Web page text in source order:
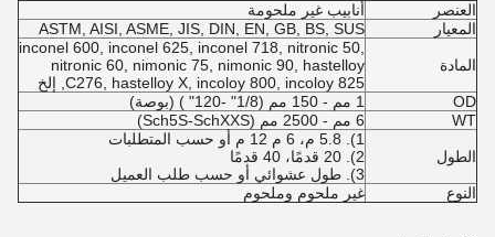
العنصر
أنابيب غير ملحومة
المعيار
ASTM, AISI, ASME, JIS, DIN, EN, GB, BS, SUS
المادة
inconel 600, inconel 625, inconel 718, nitronic 50,
nitronic 60, nimonic 75, nimonic 90, hastelloy
C276, hastelloy X, incoloy 800, incoloy 825, إلخ
OD
1 مم - 150 مم (1/8" -120" ) (بوصة)
WT
6 مم - 2500 مم (Sch5S-SchXXS)
الطول
1). 5.8 م، 6 م 12 م أو حسب المتطلبات
2). 20 قدمًا، 40 قدمًا
3). طول عشوائي أو حسب طلب العميل
النوع
غير ملحوم وملحوم